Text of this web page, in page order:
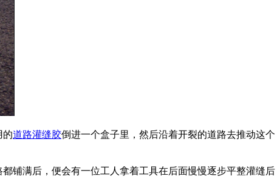
的道路灌缝胶倒进一个盒子里，然后沿着开裂的道路去推动这个
满后，便会有一位工人拿着工具在后面慢慢逐步平整灌缝后